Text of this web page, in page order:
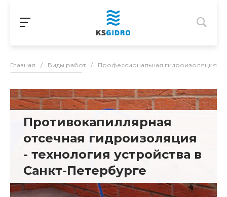
Главная / Виды работ / Профессиональная гидроизоляция в
Противокапиллярная
отсечная гидроизоляция
- технология устройства в
Санкт-Петербурге